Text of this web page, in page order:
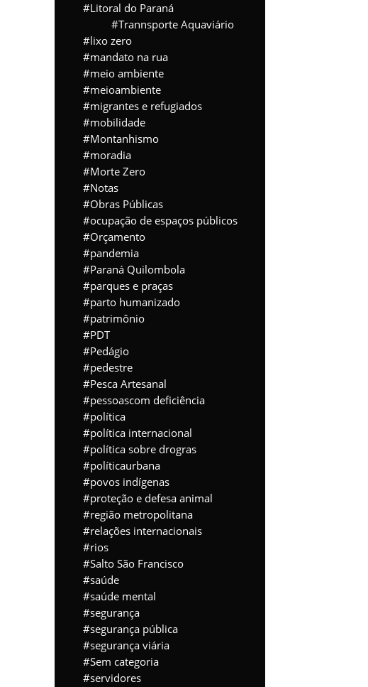
Litoral do Paraná
Trannsporte Aquaviário
lixo zero
mandato na rua
meio ambiente
meioambiente
migrantes e refugiados
mobilidade
Montanhismo
moradia
Morte Zero
Notas
Obras Públicas
ocupação de espaços públicos
Orçamento
pandemia
Paraná Quilombola
parques e praças
parto humanizado
patrimônio
PDT
Pedágio
pedestre
Pesca Artesanal
pessoascom deficiência
política
política internacional
política sobre drogras
políticaurbana
povos indígenas
proteção e defesa animal
região metropolitana
relações internacionais
rios
Salto São Francisco
saúde
saúde mental
segurança
segurança pública
segurança viária
Sem categoria
servidores